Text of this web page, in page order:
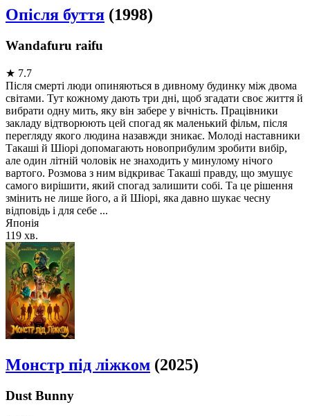
Опісля буття (1998)
Wandafuru raifu
★ 7.7
Після смерті люди опиняються в дивному будинку між двома
світами. Тут кожному дають три дні, щоб згадати своє життя й
вибрати одну мить, яку він забере у вічність. Працівники
закладу відтворюють цей спогад як маленький фільм, після
перегляду якого людина назавжди зникає. Молоді наставники
Такаші й Шіорі допомагають новоприбулим зробити вибір,
але один літній чоловік не знаходить у минулому нічого
вартого. Розмова з ним відкриває Такаші правду, що змушує
самого вирішити, який спогад залишити собі. Та це рішення
змінить не лише його, а й Шіорі, яка давно шукає чесну
відповідь і для себе ...
Японія
119 хв.
Монстр під ліжком (2025)
Dust Bunny